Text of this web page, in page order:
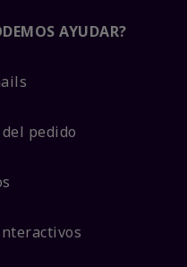
AYUDAR?
pedido